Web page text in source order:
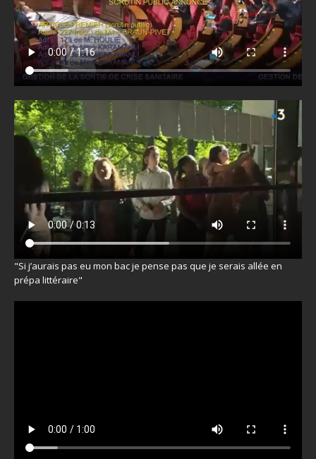
"Si j’aurais pas eu mon bac je pense pas que je serais allée en
prépa littéraire"